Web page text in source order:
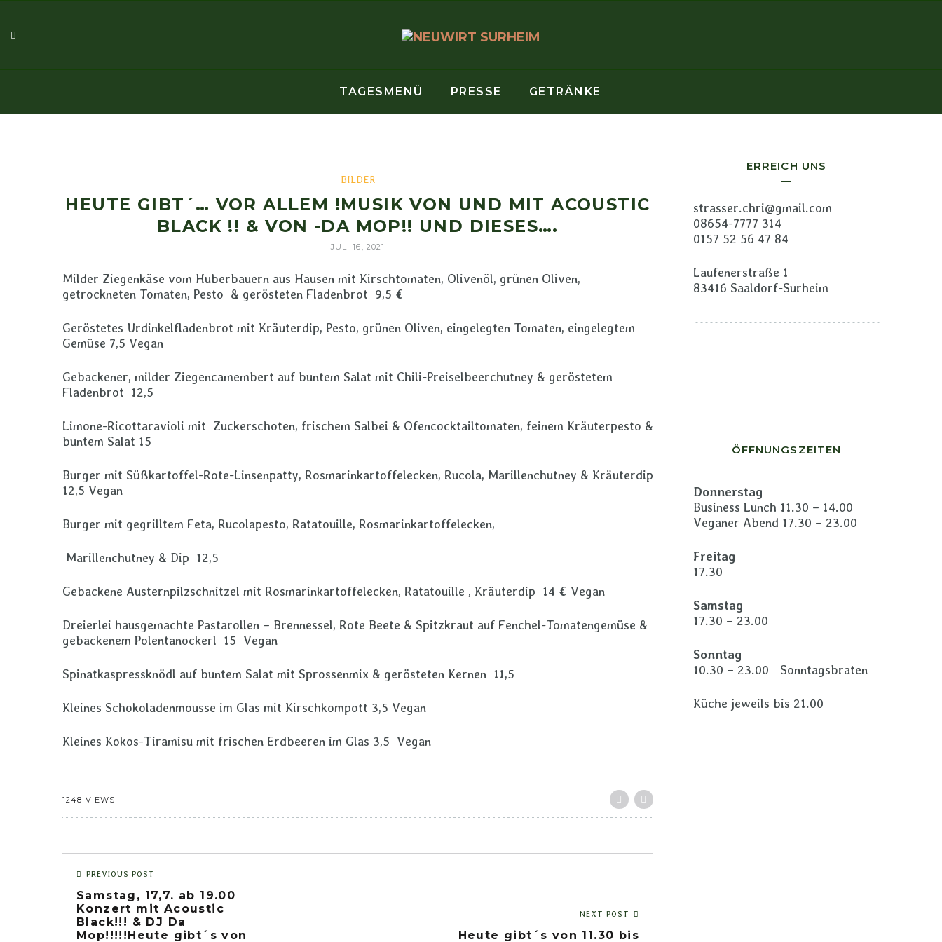
TAGESMENÜ PRESSE GETRÄNKE
BILDER
HEUTE GIBT´… VOR ALLEM !MUSIK VON UND MIT ACOUSTIC
BLACK !! & VON -DA MOP!! UND DIESES….
JULI 16, 2021
Milder Ziegenkäse vom Huberbauern aus Hausen mit Kirschtomaten, Olivenöl, grünen Oliven,
getrockneten Tomaten, Pesto & gerösteten Fladenbrot 9,5 €
Geröstetes Urdinkelfladenbrot mit Kräuterdip, Pesto, grünen Oliven, eingelegten Tomaten, eingelegtem
Gemüse 7,5 Vegan
Gebackener, milder Ziegencamembert auf buntem Salat mit Chili-Preiselbeerchutney & geröstetem
Fladenbrot 12,5
Limone-Ricottaravioli mit Zuckerschoten, frischem Salbei & Ofencocktailtomaten, feinem Kräuterpesto &
buntem Salat 15
Burger mit Süßkartoffel-Rote-Linsenpatty, Rosmarinkartoffelecken, Rucola, Marillenchutney & Kräuterdip
12,5 Vegan
Burger mit gegrilltem Feta, Rucolapesto, Ratatouille, Rosmarinkartoffelecken,
Marillenchutney & Dip 12,5
Gebackene Austernpilzschnitzel mit Rosmarinkartoffelecken, Ratatouille , Kräuterdip 14 € Vegan
Dreierlei hausgemachte Pastarollen – Brennessel, Rote Beete & Spitzkraut auf Fenchel-Tomatengemüse &
gebackenem Polentanockerl 15 Vegan
Spinatkaspressknödl auf buntem Salat mit Sprossenmix & gerösteten Kernen 11,5
Kleines Schokoladenmousse im Glas mit Kirschkompott 3,5 Vegan
Kleines Kokos-Tiramisu mit frischen Erdbeeren im Glas 3,5 Vegan
1248 VIEWS
PREVIOUS POST
Samstag, 17,7. ab 19.00
Konzert mit Acoustic
Black!!! & DJ Da
Mop!!!!!Heute gibt´s von
NEXT POST
Heute gibt´s von 11.30 bis
ERREICH UNS
strasser.chri@gmail.com
08654-7777 314
0157 52 56 47 84
Laufenerstraße 1
83416 Saaldorf-Surheim
ÖFFNUNGSZEITEN
Donnerstag
Business Lunch 11.30 – 14.00
Veganer Abend 17.30 – 23.00
Freitag
17.30
Samstag
17.30 – 23.00
Sonntag
10.30 – 23.00 Sonntagsbraten
Küche jeweils bis 21.00